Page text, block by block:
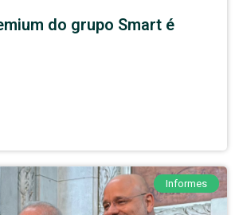
do grupo Smart é
Informes